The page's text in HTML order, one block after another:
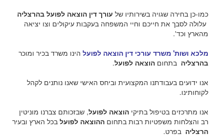
כמו-כן בחירה שגויה בשירותיו של עורך דין הוצאה לפועל בהרצליה
עלולה לסבך את חייכם וחיי המשפחה בעקבות עיקולים וצו יציאה
מהארץ וכד'.
מלכא ושות' משרד עורכי דין הוצאה לפועל הינו משרד בכיר ומוכר
בהרצליה בתחוםהוצאה לפועל.
אנו ידועים בעבודתנו המקצועית וביחס האישי שאנו נותנים לקהל
לקוחותינו.
אנו מתרכזים בטיפול בתיקיהוצאה לפועל, שבזכותם צברנו מוניטין
רב והצלחות משפטיות רבות בתחוםההוצאה לפועל בכל הארץ ובעיר
הרצליה בפרט.